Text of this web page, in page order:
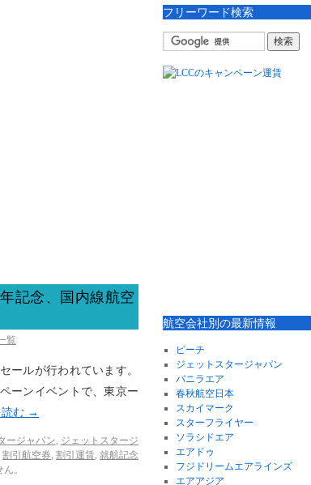
記念、国内線航空
覧
ールが行われています。
ーンイベントで、東京ー
む →
ージャパン, ジェットスタージ
割引航空券, 割引運賃, 就航記念
。
フリーワード検索
航空会社別の最新情報
ピーチ
ジェットスタージャパン
バニラエア
春秋航空日本
スカイマーク
スターフライヤー
ソラシドエア
エアドゥ
フジドリームエアラインズ
エアアジア